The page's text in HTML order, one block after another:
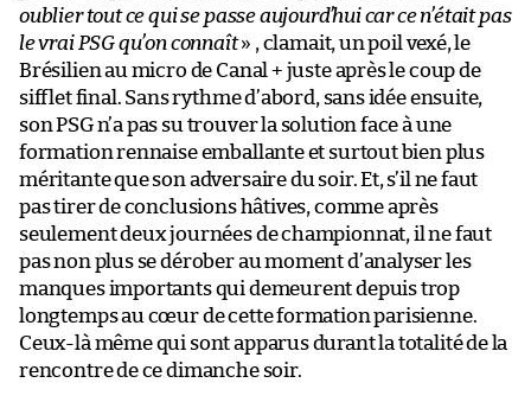
oublier tout ce qui se passe aujourd’hui car ce n’était pas
le vrai PSG qu’on connaît» , clamait, un poil vexé, le
Brésilien au micro de Canal + juste après le coup de
sifflet final. Sans rythme d’abord, sans idée ensuite,
son PSG n’a pas su trouver la solution face à une
formation rennaise emballante et surtout bien plus
méritante que son adversaire du soir. Et, s’il ne faut
pas tirer de conclusions hâtives, comme après
seulement deux journées de championnat, il ne faut
pas non plus se dérober au moment d’analyser les
manques importants qui demeurent depuis trop
longtemps au cœur de cette formation parisienne.
Ceux-là même qui sont apparus durant la totalité de la
rencontre de ce dimanche soir.